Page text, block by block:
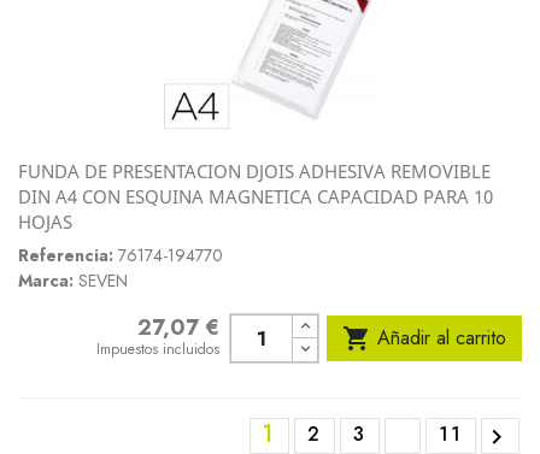
FUNDA DE PRESENTACION DJOIS ADHESIVA REMOVIBLE
DIN A4 CON ESQUINA MAGNETICA CAPACIDAD PARA 10
HOJAS
Referencia: 76174-194770
Marca: SEVEN
Precio27,07 €
Impuestos incluidos  Añadir al carrito
1 2 3 11 